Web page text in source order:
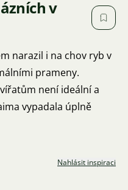
v
narazil i na chov ryb v
prameny.
není ideální a
vypadala úplně
Nahlásit inspiraci